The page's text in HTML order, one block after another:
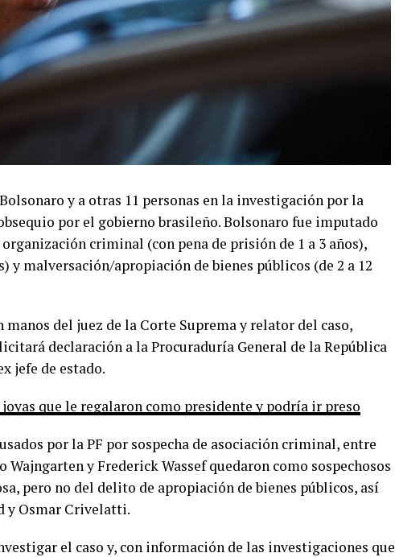
y a otras 11 personas en la investigación por la
por el gobierno brasileño. Bolsonaro fue imputado
criminal (con pena de prisión de 1 a 3 años),
y malversación/apropiación de bienes públicos (de 2 a 12
del juez de la Corte Suprema y relator del caso,
declaración a la Procuraduría General de la República
jefe de estado.
que le regalaron como presidente y podría ir preso
por la PF por sospecha de asociación criminal, entre
Wajngarten y Frederick Wassef quedaron como sospechosos
pero no del delito de apropiación de bienes públicos, así
y Osmar Crivelatti.
el caso y, con información de las investigaciones que